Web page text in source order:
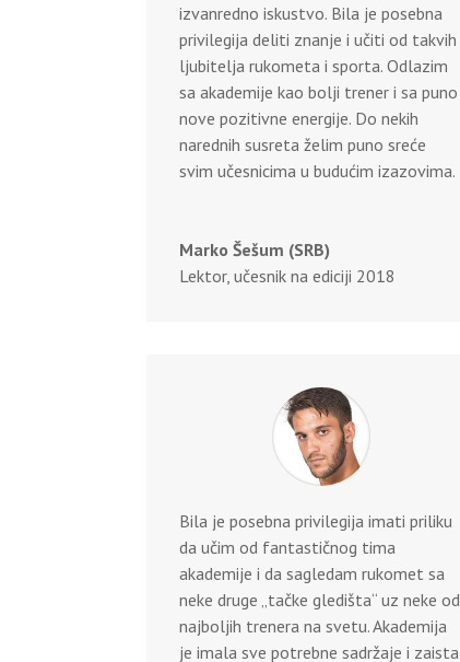
izvanredno iskustvo. Bila je posebna
privilegija deliti znanje i učiti od takvih
ljubitelja rukometa i sporta. Odlazim
sa akademije kao bolji trener i sa puno
nove pozitivne energije. Do nekih
narednih susreta želim puno sreće
svim učesnicima u budućim izazovima.
Marko Šešum (SRB)
Lektor, učesnik na ediciji 2018
Bila je posebna privilegija imati priliku
da učim od fantastičnog tima
akademije i da sagledam rukomet sa
neke druge „tačke gledišta“ uz neke od
najboljih trenera na svetu. Akademija
je imala sve potrebne sadržaje i zaista